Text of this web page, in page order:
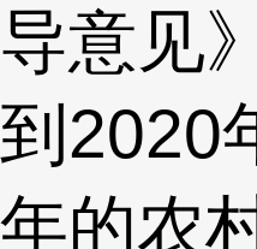
导意见
到2020
年的农